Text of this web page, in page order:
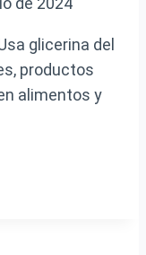
glicerina del
productos
alimentos y